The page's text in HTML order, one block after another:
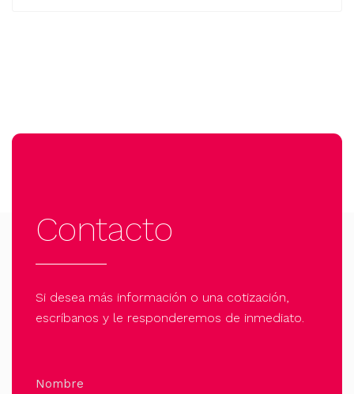
Contacto
Si desea más información o una cotización,
escríbanos y le responderemos de inmediato.
Nombre